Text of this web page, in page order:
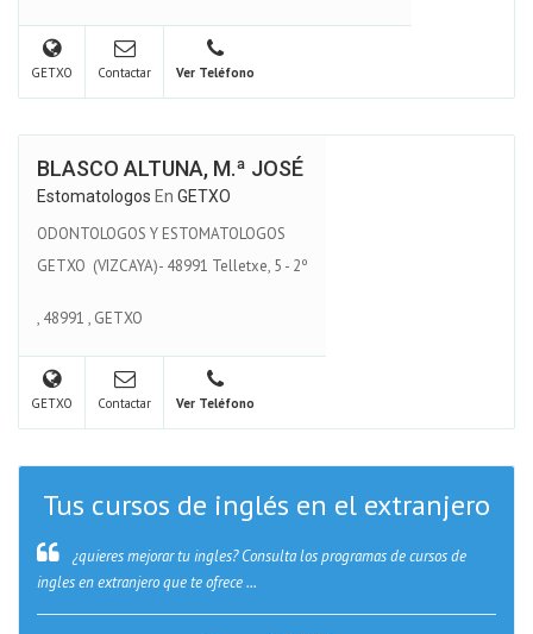
GETXO Contactar Ver Teléfono
BLASCO ALTUNA, M.ª JOSÉ
Estomatologos En GETXO
ODONTOLOGOS Y ESTOMATOLOGOS
GETXO (VIZCAYA)- 48991 Telletxe, 5 - 2º
, 48991 , GETXO
GETXO Contactar Ver Teléfono
Tus cursos de inglés en el extranjero
¿quieres mejorar tu ingles? Consulta los programas de cursos de
ingles en extranjero que te ofrece ...